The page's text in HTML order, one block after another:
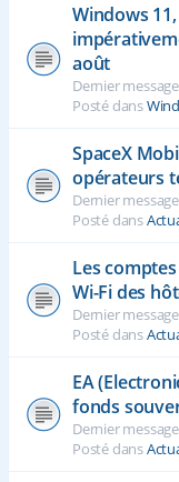
Windows
août
Dernier
Posté dans
SpaceX
opérateurs
Dernier
Posté dans
Les
Wi-Fi des
Dernier
Posté dans
EA
fonds
Dernier
Posté dans